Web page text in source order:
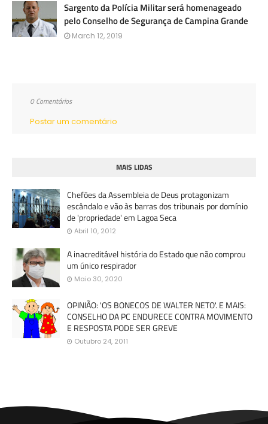
Sargento da Polícia Militar será homenageado
pelo Conselho de Segurança de Campina Grande
March 12, 2019
0 Comentários
Postar um comentário
MAIS LIDAS
Chefões da Assembleia de Deus protagonizam
escândalo e vão às barras dos tribunais por domínio
de 'propriedade' em Lagoa Seca
Abril 10, 2012
A inacreditável história do Estado que não comprou
um único respirador
Maio 30, 2020
OPINIÃO: 'OS BONECOS DE WALTER NETO'. E MAIS:
CONSELHO DA PC ENDURECE CONTRA MOVIMENTO
E RESPOSTA PODE SER GREVE
Outubro 24, 2011